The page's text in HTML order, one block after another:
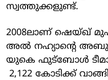
സ്വത്തുക്കളുണ്ട്.
2008ലാണ് ഷെയ്ഖ്
അല്‍ നഹ്യാന്റെ
യുകെ ഫുട്‌ബോള്‍ ടീമായ
2,122 കോടിക്ക്